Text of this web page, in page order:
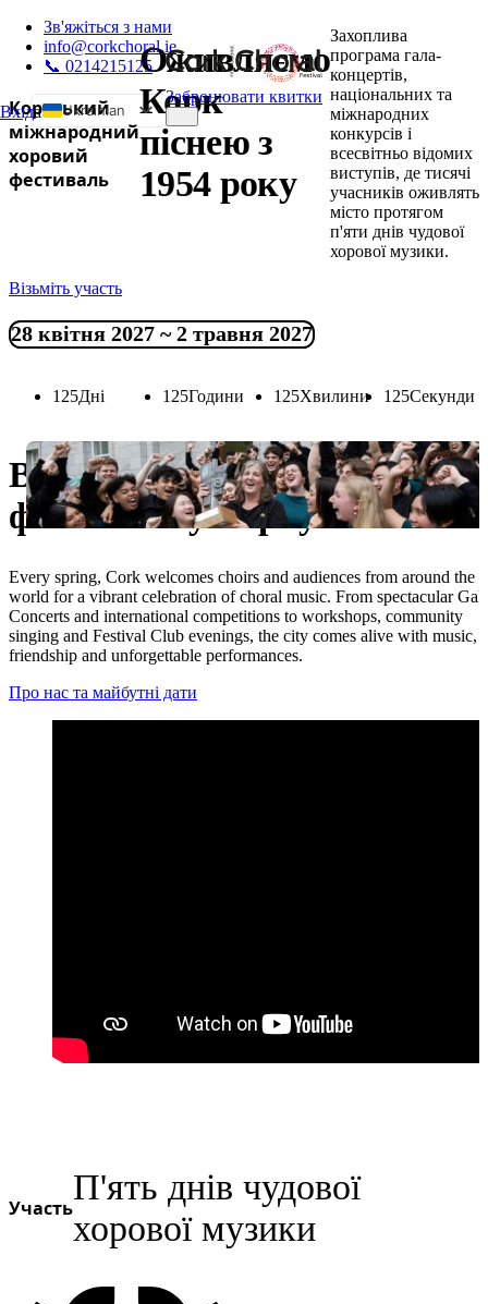
Зв'яжіться з нами
info@corkchoral.ie
📞 0214215125
Вхіда
Ukrainian
English
Bulgarian
Greek
Spanish
French
Italian
Polish
Portuguese
Забронювати квитки
Коркський
міжнародний
хоровий
фестиваль
Оживляємо
Корк
піснею з
1954 року
Захоплива
програма гала-
концертів,
національних та
міжнародних
конкурсів і
всесвітньо відомих
виступів, де тисячі
учасників оживлять
місто протягом
п'яти днів чудової
хорової музики.
Візьміть участь
28 квітня 2027 ~ 2 травня 2027
125Дні 125Години 125Хвилини 125Секунди
Відкрийте для себе
фестиваль у Корку
Every spring, Cork welcomes choirs and audiences from around the
world for a vibrant celebration of choral music. From spectacular
Concerts and international competitions to workshops, community
singing and Festival Club evenings, the city comes alive with music,
friendship and unforgettable performances.
Про нас та майбутні дати
Участь
П'ять днів чудової
хорової музики